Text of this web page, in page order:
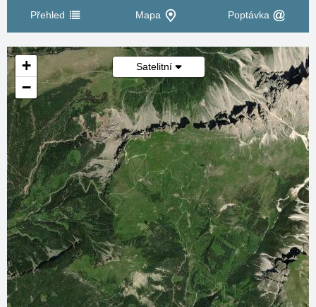
Přehled Mapa Poptávka
Satelitní
+
−